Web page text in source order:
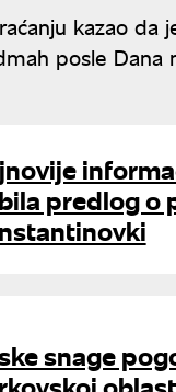
kazao da
posle Dana
predlog o
snage